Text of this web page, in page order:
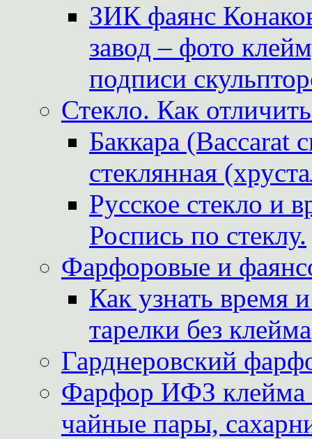
ЗИК фаянс
завод – фото
подписи
Стекло. Как
Баккара (Baccarat
стеклянная
Русское стекло и
Роспись по стеклу.
Фарфоровые и
Как узнать время
тарелки без клейма
Гарднеровский
Фарфор ИФЗ клейма
чайные пары,